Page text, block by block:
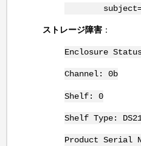
ストレージ障害：
Enclosure
Channel: 0b
Shelf: 0
Shelf Type:
Product Serial